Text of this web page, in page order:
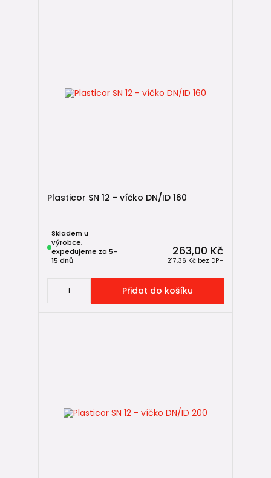
Plasticor SN 12 - víčko DN/ID 160
263,00 Kč
217,36 Kč bez DPH
Skladem u
výrobce,
expedujeme za 5-
15 dnů
Přidat do košíku